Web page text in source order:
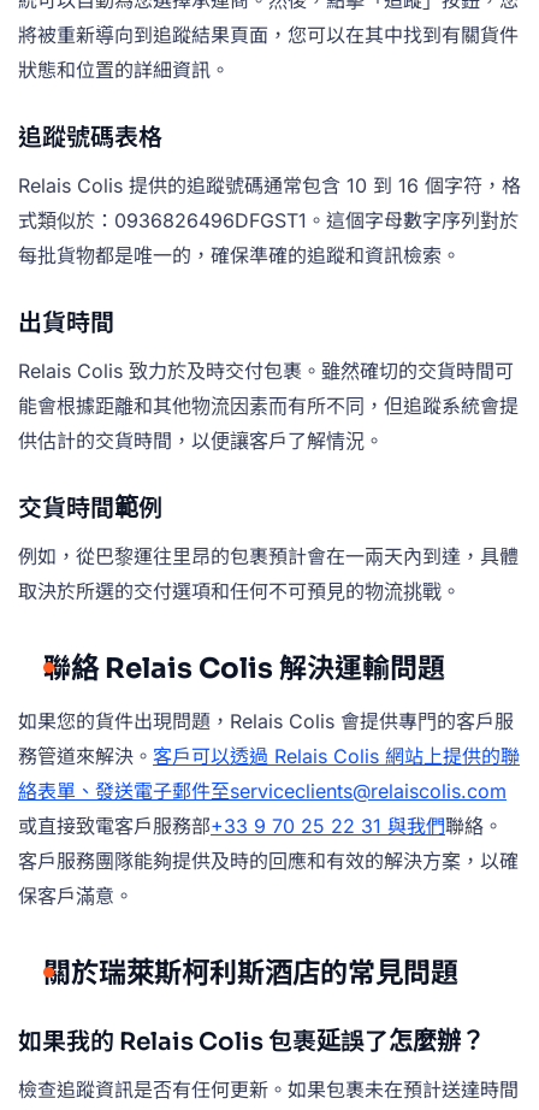
將被重新導向到追蹤結果頁面，您可以在其中找到有關貨件
狀態和位置的詳細資訊。
追蹤號碼表格
Relais Colis 提供的追蹤號碼通常包含 10 到 16 個字符，格
式類似於：0936826496DFGST1。這個字母數字序列對於
每批貨物都是唯一的，確保準確的追蹤和資訊檢索。
出貨時間
Relais Colis 致力於及時交付包裹。雖然確切的交貨時間可
能會根據距離和其他物流因素而有所不同，但追蹤系統會提
供估計的交貨時間，以便讓客戶了解情況。
交貨時間範例
例如，從巴黎運往里昂的包裹預計會在一兩天內到達，具體
取決於所選的交付選項和任何不可預見的物流挑戰。
聯絡 Relais Colis 解決運輸問題
如果您的貨件出現問題，Relais Colis 會提供專門的客戶服
務管道來解決。 客戶可以透過 Relais Colis 網站上提供的聯
絡表單、發送電子郵件至serviceclients@relaiscolis.com
或直接致電客戶服務部+33 9 70 25 22 31 與我們聯絡。
客戶服務團隊能夠提供及時的回應和有效的解決方案，以確
保客戶滿意。
關於瑞萊斯柯利斯酒店的常見問題
如果我的 Relais Colis 包裹延誤了怎麼辦？
檢查追蹤資訊是否有任何更新。如果包裹未在預計送達時間